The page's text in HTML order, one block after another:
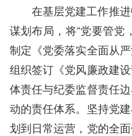
在基层党建工作推
谋划布局，将“党要管党
制定《党委落实全面从
组织签订《党风廉政建
体责任与纪委监督责任
动的责任体系。坚持党
划到日常运营，党的全